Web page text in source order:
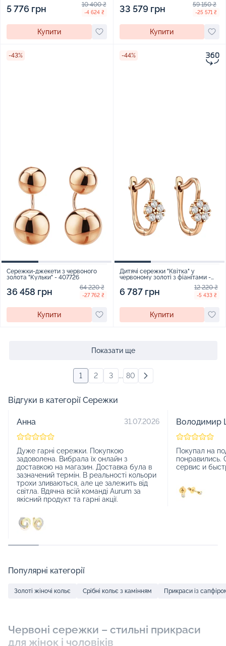
5 776 грн 10 400 ₴
-4 624 ₴
Купити
33 579 грн 59 150 ₴
-25 571 ₴
Купити
-43%
Сережки-джекети з червоного
золота "Кульки" - 407726
36 458 грн 64 220 ₴
-27 762 ₴
Купити
-44%
Дитячі сережки "Квітка" у
червоному золоті з фіанітами -
6 787 грн 12 220 ₴
-5 433 ₴
Купити
Показати ще
1 2 3 ... 80
Відгуки в категорії Сережки
Анна 31.07.2026
Дуже гарні сережки. Покупкою
задоволена. Вибрала їх онлайн з
доставкою на магазин. Доставка була в
зазначений термін. В реальності кольори
трохи зливаються, але це залежить від
світла. Вдячна всій команді Aurum за
якісний продукт та гарні акції.
Володимир
Покупал на
понравились.
сервис и
Популярні категорії
Золоті жіночі кольє Срібні кольє з камінням Прикраси із
Червоні сережки – стильні прикраси
для жінок і чоловіків